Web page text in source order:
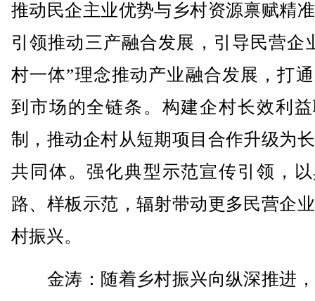
推动民企主业优势与乡村资源禀赋精
引领推动三产融合发展，引导民营企
村一体”理念推动产业融合发展，打
到市场的全链条。构建企村长效利
制，推动企村从短期项目合作升级为
共同体。强化典型示范宣传引领，
路、样板示范，辐射带动更多民营企
村振兴。
金涛：随着乡村振兴向纵深推进